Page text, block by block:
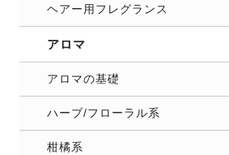
ヘアー用フレグランス
アロマ
アロマの基礎
ハーブ/フローラル系
柑橘系